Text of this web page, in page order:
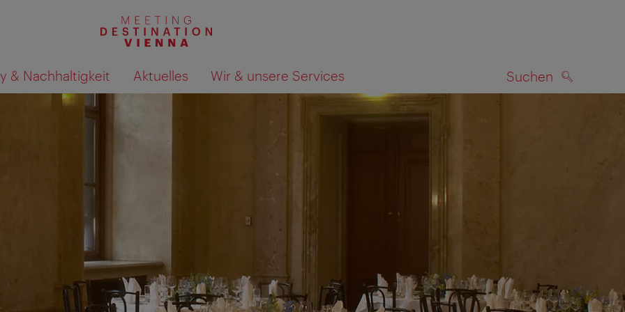
& Nachhaltigkeit Aktuelles Wir & unsere Services Suchen
Suchergebnisse auf Karte anzeigen SUCHEN